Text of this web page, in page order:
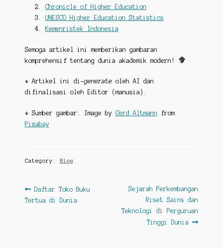
Chronicle of Higher Education
UNESCO Higher Education Statistics
Kemenristek Indonesia
Semoga artikel ini memberikan gambaran
komprehensif tentang dunia akademik modern!
* Artikel ini di-generate oleh AI dan
difinalisasi oleh Editor (manusia).
* Sumber gambar: Image by Gerd Altmann from
Pixabay
Category: Blog
Post
navigation
Previous
post:
Daftar Toko Buku
Tertua di Dunia
Next
Sejarah Perkembangan
Riset Sains dan
Teknologi di Perguruan
Tinggi Dunia